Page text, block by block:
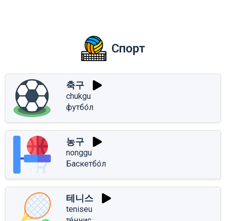
Спорт
축구
chukgu
футбо́л
농구
nonggu
Баскетбо́л
테니스
teniseu